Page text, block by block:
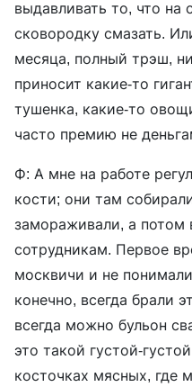
выдавливать то, что на
сковородку смазать.
месяца, полный трэш,
приносит какие-то
тушенка, какие-то
часто премию не
Ф: А мне на работе
кости; они там
замораживали, а потом
сотрудникам. Первое
москвичи и не
конечно, всегда брали
всегда можно бульон
это такой густой-
косточках мясных, где